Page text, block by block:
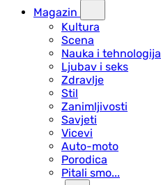
Magazin
Kultura
Scena
Nauka i tehnologija
Ljubav i seks
Zdravlje
Stil
Zanimljivosti
Savjeti
Vicevi
Auto-moto
Porodica
Pitali smo...